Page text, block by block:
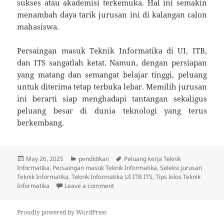
sukses atau akademisi terkemuka. Hal ini semakin
menambah daya tarik jurusan ini di kalangan calon
mahasiswa.
Persaingan masuk Teknik Informatika di UI, ITB,
dan ITS sangatlah ketat. Namun, dengan persiapan
yang matang dan semangat belajar tinggi, peluang
untuk diterima tetap terbuka lebar. Memilih jurusan
ini berarti siap menghadapi tantangan sekaligus
peluang besar di dunia teknologi yang terus
berkembang.
Posted
on
May 26, 2025 Categories
pendidikan Tags
Peluang kerja Teknik
Informatika, Persaingan masuk Teknik Informatika,Seleksi jurusan
Teknik Informatika,Teknik Informatika UI ITB ITS,Tips lolos Teknik
Informatika
Leave a commenton Persaingan Ketat Masuk Teknik
Proudly powered by WordPress